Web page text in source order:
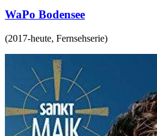
WaPo Bodensee
(2017-heute, Fernsehserie)